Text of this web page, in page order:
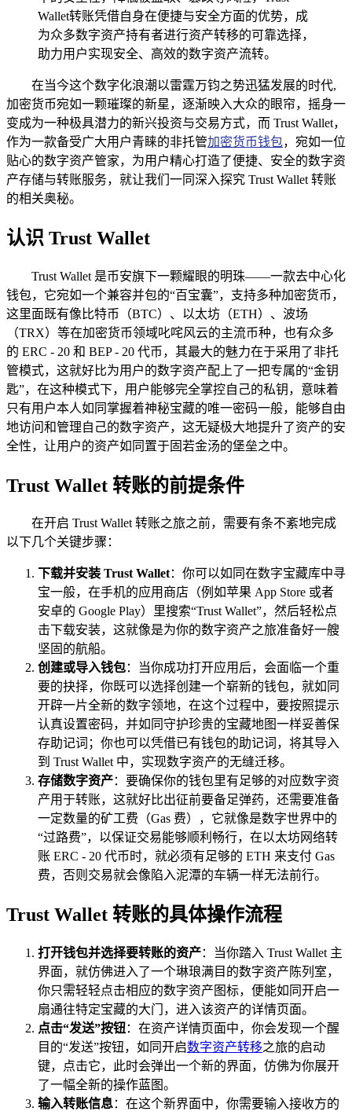
Wallet转账凭借自身在便捷与安全方面的优势，成
为众多数字资产持有者进行资产转移的可靠选择，
助力用户实现安全、高效的数字资产流转。
在当今这个数字化浪潮以雷霆万钧之势迅猛发展的时代,
加密货币宛如一颗璀璨的新星，逐渐映入大众的眼帘，摇身一
变成为一种极具潜力的新兴投资与交易方式，而 Trust Wallet，
作为一款备受广大用户青睐的非托管加密货币钱包，宛如一位
贴心的数字资产管家，为用户精心打造了便捷、安全的数字资
产存储与转账服务，就让我们一同深入探究 Trust Wallet 转账
的相关奥秘。
认识 Trust Wallet
Trust Wallet 是币安旗下一颗耀眼的明珠——一款去中心化
钱包，它宛如一个兼容并包的“百宝囊”，支持多种加密货币，
这里面既有像比特币（BTC）、以太坊（ETH）、波场
（TRX）等在加密货币领域叱咤风云的主流币种，也有众多
的 ERC - 20 和 BEP - 20 代币，其最大的魅力在于采用了非托
管模式，这就好比为用户的数字资产配上了一把专属的“金钥
匙”，在这种模式下，用户能够完全掌控自己的私钥，意味着
只有用户本人如同掌握着神秘宝藏的唯一密码一般，能够自由
地访问和管理自己的数字资产，这无疑极大地提升了资产的安
全性，让用户的资产如同置于固若金汤的堡垒之中。
Trust Wallet 转账的前提条件
在开启 Trust Wallet 转账之旅之前，需要有条不紊地完成
以下几个关键步骤：
下载并安装 Trust Wallet：你可以如同在数字宝藏库中寻
宝一般，在手机的应用商店（例如苹果 App Store 或者
安卓的 Google Play）里搜索“Trust Wallet”，然后轻松点
击下载安装，这就像是为你的数字资产之旅准备好一艘
坚固的航船。
创建或导入钱包：当你成功打开应用后，会面临一个重
要的抉择，你既可以选择创建一个崭新的钱包，就如同
开辟一片全新的数字领地，在这个过程中，要按照提示
认真设置密码，并如同守护珍贵的宝藏地图一样妥善保
存助记词；你也可以凭借已有钱包的助记词，将其导入
到 Trust Wallet 中，实现数字资产的无缝迁移。
存储数字资产：要确保你的钱包里有足够的对应数字资
产用于转账，这就好比出征前要备足弹药，还需要准备
一定数量的矿工费（Gas 费），它就像是数字世界中的
“过路费”，以保证交易能够顺利畅行，在以太坊网络转
账 ERC - 20 代币时，就必须有足够的 ETH 来支付 Gas
费，否则交易就会像陷入泥潭的车辆一样无法前行。
Trust Wallet 转账的具体操作流程
打开钱包并选择要转账的资产：当你踏入 Trust Wallet 主
界面，就仿佛进入了一个琳琅满目的数字资产陈列室，
你只需轻轻点击相应的数字资产图标，便能如同开启一
扇通往特定宝藏的大门，进入该资产的详情页面。
点击“发送”按钮：在资产详情页面中，你会发现一个醒
目的“发送”按钮，如同开启数字资产转移之旅的启动
键，点击它，此时会弹出一个新的界面，仿佛为你展开
了一幅全新的操作蓝图。
输入转账信息：在这个新界面中，你需要输入接收方的